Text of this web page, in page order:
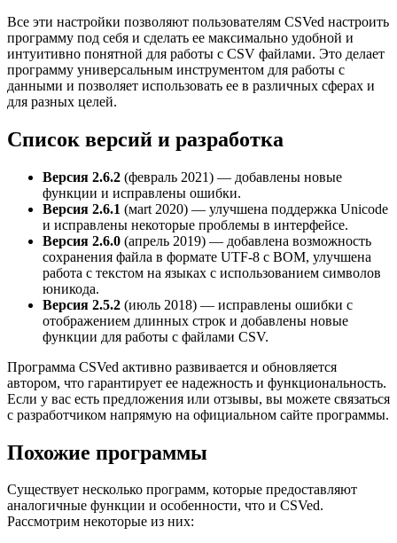
Все эти настройки позволяют пользователям CSVed настроить
программу под себя и сделать ее максимально удобной и
интуитивно понятной для работы с CSV файлами. Это делает
программу универсальным инструментом для работы с
данными и позволяет использовать ее в различных сферах и
для разных целей.
Список версий и разработка
Версия 2.6.2 (февраль 2021) — добавлены новые
функции и исправлены ошибки.
Версия 2.6.1 (маrt 2020) — улучшена поддержка Unicode
и исправлены некоторые проблемы в интерфейсе.
Версия 2.6.0 (апрель 2019) — добавлена возможность
сохранения файла в формате UTF-8 с BOM, улучшена
работа с текстом на языках с использованием символов
юникода.
Версия 2.5.2 (июль 2018) — исправлены ошибки с
отображением длинных строк и добавлены новые
функции для работы с файлами CSV.
Программа CSVed активно развивается и обновляется
автором, что гарантирует ее надежность и функциональность.
Если у вас есть предложения или отзывы, вы можете связаться
с разработчиком напрямую на официальном сайте программы.
Похожие программы
Существует несколько программ, которые предоставляют
аналогичные функции и особенности, что и CSVed.
Рассмотрим некоторые из них: